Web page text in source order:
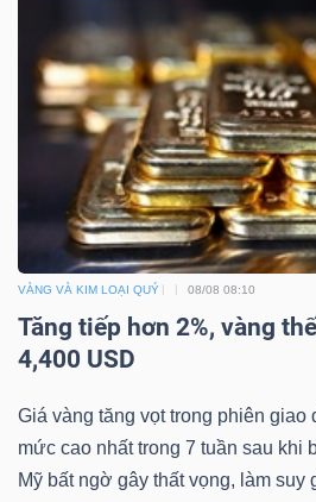
VÀNG VÀ KIM LOẠI QUÝ 08/08 08:10
Tăng tiếp hơn 2%, vàng
4,400 USD
Giá vàng tăng vọt trong phiên giao
mức cao nhất trong 7 tuần sau khi
Mỹ bất ngờ gây thất vọng, làm suy
TIỆN
ÍCH
BẤT
ĐỘNG
SẢN
chứng
khoán
(-)